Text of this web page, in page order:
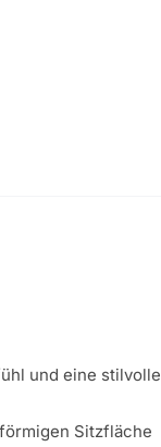
und eine stilvolle
Sitzfläche